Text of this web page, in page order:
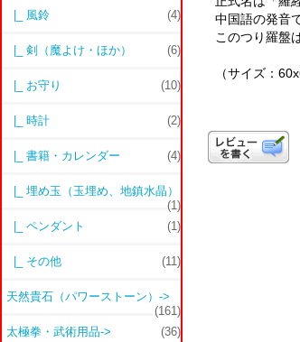
|_ 風鈴 (4)
|_ 剣（魔よけ・ほか） (6)
|_ お守り (10)
|_ 時計 (2)
|_ 書籍・カレンダー (4)
|_ 埋め玉（玉埋め、地鎮水晶）
(1)
|_ ペンダント
(1)
|_ その他 (11)
天然貴石（パワーストーン）->
(161)
太極拳・武術用品->
(36)
中国語の発音
このつり羅盤
（サイズ：